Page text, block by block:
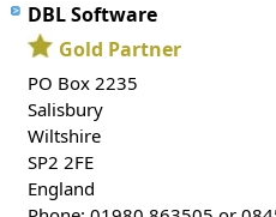
DBL Software
Gold Partner
PO Box 2235
Salisbury
Wiltshire
SP2 2FE
England